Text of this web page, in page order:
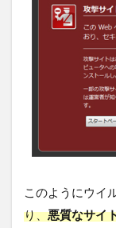
このようにウイ
り、悪質なサイ